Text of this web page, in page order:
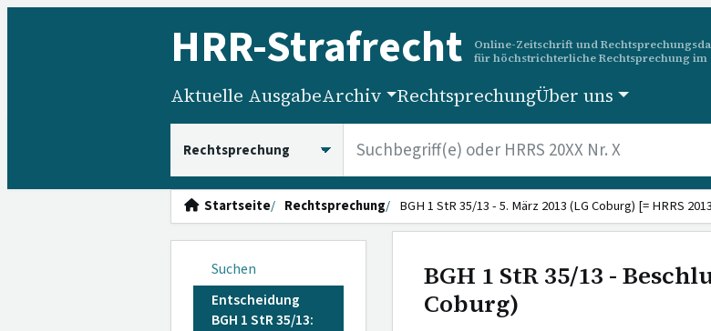
HRR-Strafrecht
Online-Zeitschrift und
für höchstrichterliche Rechtsprechung im
Aktuelle AusgabeArchiv RechtsprechungÜber uns
Startseite Rechtsprechung BGH 1 StR 35/13 - 5. März 2013 (LG Coburg) [= HRRS
Suchen
Entscheidung
BGH 1 StR 35/13:
BGH 1 StR 35/13 -
Coburg)